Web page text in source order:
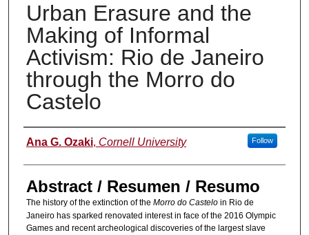
Urban Erasure and the
Making of Informal
Activism: Rio de Janeiro
through the Morro do
Castelo
Authors
Ana G. Ozaki, Cornell University Follow
Abstract / Resumen / Resumo
The history of the extinction of the Morro do Casteloin Rio de
Janeiro has sparked renovated interest in face of the 2016 Olympic
Games and recent archeological discoveries of the largest slave